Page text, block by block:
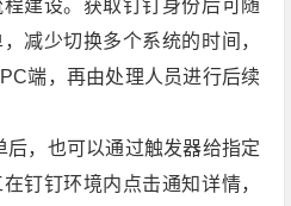
建设。获取钉钉身份后可随
减少切换多个系统的时间，
端，再由处理人员进行后续
，也可以通过触发器给指定
钉钉环境内点击通知详情，